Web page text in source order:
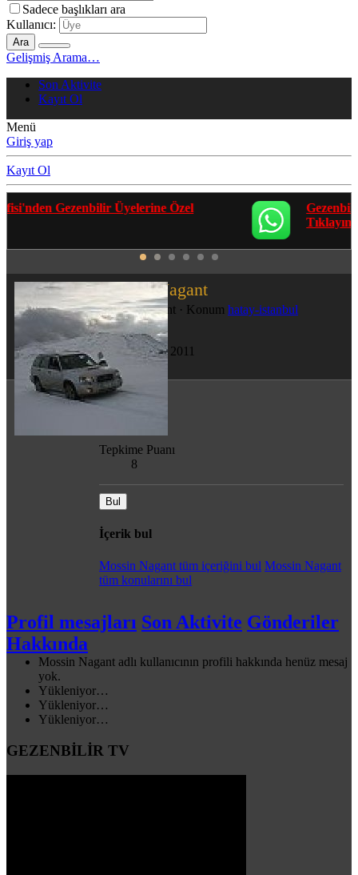
Sadece başlıkları ara
Kullanıcı:
Ara
Gelişmiş Arama…
Son Aktivite
Kayıt Ol
Menü
Giriş yap
Kayıt Ol
Gezenbilir Whatsapp Grupları'na Katılmak İçin
Mossin Nagant
Mossin Nagant · Konum hatay-istanbul
Katılım
22 Kas 2011
Mesajlar
Tepkime Puanı
8
Bul
İçerik bul
Mossin Nagant tüm içeriğini bul Mossin Nagant
tüm konularını bul
Profil mesajları Son Aktivite Gönderiler
Hakkında
Mossin Nagant adlı kullanıcının profili hakkında henüz mesaj
yok.
Yükleniyor…
Yükleniyor…
Yükleniyor…
GEZENBİLİR TV